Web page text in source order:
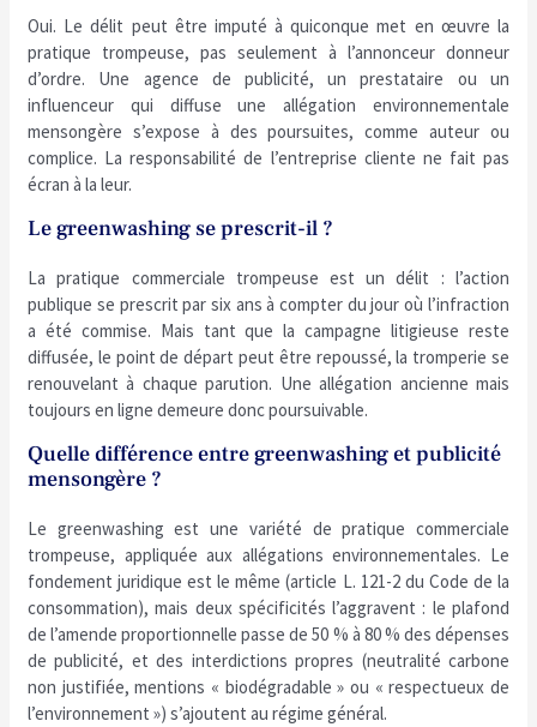
Oui. Le délit peut être imputé à quiconque met en œuvre la
pratique trompeuse, pas seulement à l’annonceur donneur
d’ordre. Une agence de publicité, un prestataire ou un
influenceur qui diffuse une allégation environnementale
mensongère s’expose à des poursuites, comme auteur ou
complice. La responsabilité de l’entreprise cliente ne fait pas
écran à la leur.
Le greenwashing se prescrit-il ?
La pratique commerciale trompeuse est un délit : l’action
publique se prescrit par six ans à compter du jour où l’infraction
a été commise. Mais tant que la campagne litigieuse reste
diffusée, le point de départ peut être repoussé, la tromperie se
renouvelant à chaque parution. Une allégation ancienne mais
toujours en ligne demeure donc poursuivable.
Quelle différence entre greenwashing et publicité
mensongère ?
Le greenwashing est une variété de pratique commerciale
trompeuse, appliquée aux allégations environnementales. Le
fondement juridique est le même (article L. 121-2 du Code de la
consommation), mais deux spécificités l’aggravent : le plafond
de l’amende proportionnelle passe de 50 % à 80 % des dépenses
de publicité, et des interdictions propres (neutralité carbone
non justifiée, mentions « biodégradable » ou « respectueux de
l’environnement ») s’ajoutent au régime général.